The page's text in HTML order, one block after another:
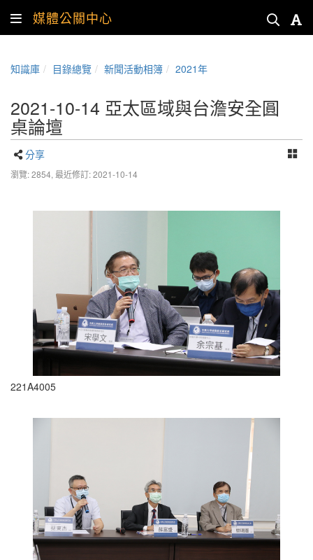
媒體公關中心
知識庫 目錄總覽 新聞活動相簿 2021年
2021-10-14 亞太區域與台澹安全圓
桌論壇
分享
瀏覽: 2854, 最近修訂: 2021-10-14
221A4005